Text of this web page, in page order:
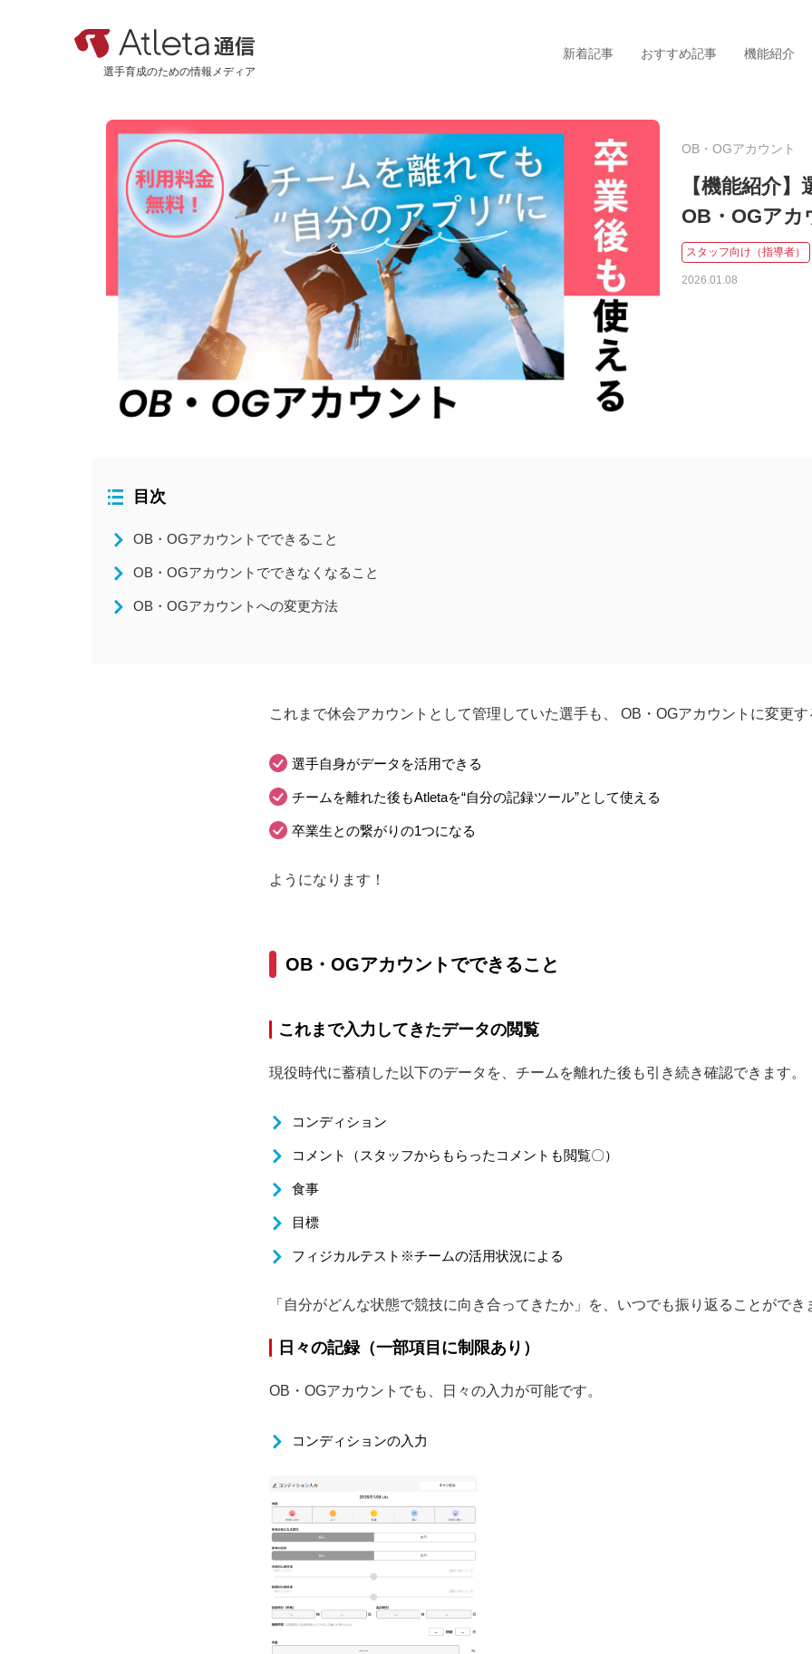
選手育成のための情報メディア
新着記事 おすすめ記事 機能紹介
カテゴリ
新着記事
おすすめ記事
機能紹介
活用事例
ニュース
コンディション
スタッフ向け（指導者）
メンバー向け（選手）
よくあるお問い合わせ
食事
OB・OGアカウント
【機能紹介
OB・OGアカ
スタッフ向け（指導者）
2026.01.08
目次
OB・OGアカウントでできること
OB・OGアカウントでできなくなること
OB・OGアカウントへの変更方法
これまで休会アカウントとして管理していた選手も、 OB・OGアカウントに変更
選手自身がデータを活用できる
チームを離れた後もAtletaを“自分の記録ツール”として使える
卒業生との繋がりの1つになる
ようになります！
OB・OGアカウントでできること
これまで入力してきたデータの閲覧
現役時代に蓄積した以下のデータを、チームを離れた後も引き続き確認できます。
コンディション
コメント（スタッフからもらったコメントも閲覧〇）
食事
目標
フィジカルテスト※チームの活用状況による
「自分がどんな状態で競技に向き合ってきたか」を、いつでも振り返ることができ
日々の記録（一部項目に制限あり）
OB・OGアカウントでも、日々の入力が可能です。
コンディションの入力